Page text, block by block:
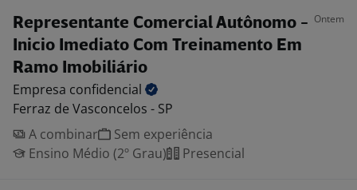
Representante Comercial Autônomo -
Inicio Imediato Com Treinamento Em
Ramo Imobiliário
Ontem
Empresa confidencial
Ferraz de Vasconcelos - SP
A combinar
Sem experiência
Ensino Médio (2º Grau)
Presencial